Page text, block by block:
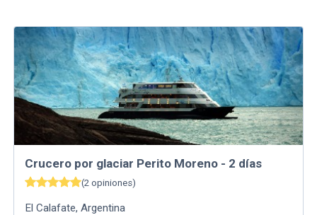
Crucero por glaciar Perito Moreno - 2 días
(2 opiniones)
El Calafate,Argentina